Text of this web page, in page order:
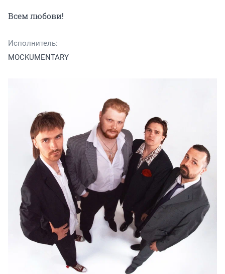
Всем любови!
Исполнитель:
MOCKUMENTARY